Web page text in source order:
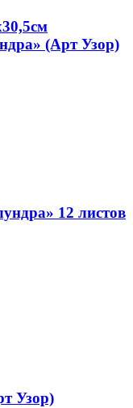
(Арт Узор)
12 листов
Узор)